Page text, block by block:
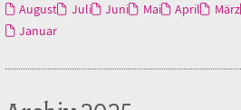
August Juli Juni Mai April März
Januar